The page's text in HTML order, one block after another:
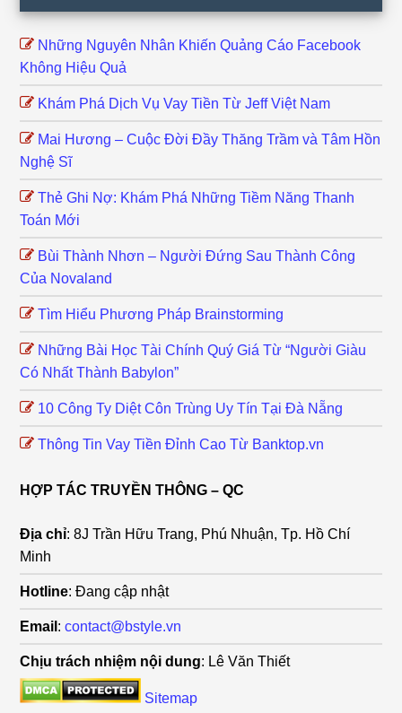
Những Nguyên Nhân Khiến Quảng Cáo Facebook
Không Hiệu Quả
Khám Phá Dịch Vụ Vay Tiền Từ Jeff Việt Nam
Mai Hương – Cuộc Đời Đầy Thăng Trầm và Tâm Hồn
Nghệ Sĩ
Thẻ Ghi Nợ: Khám Phá Những Tiềm Năng Thanh
Toán Mới
Bùi Thành Nhơn – Người Đứng Sau Thành Công
Của Novaland
Tìm Hiểu Phương Pháp Brainstorming
Những Bài Học Tài Chính Quý Giá Từ “Người Giàu
Có Nhất Thành Babylon”
10 Công Ty Diệt Côn Trùng Uy Tín Tại Đà Nẵng
Thông Tin Vay Tiền Đỉnh Cao Từ Banktop.vn
HỢP TÁC TRUYỀN THÔNG – QC
Địa chỉ: 8J Trần Hữu Trang, Phú Nhuận, Tp. Hồ Chí
Minh
Hotline: Đang cập nhật
Email :contact@bstyle.vn
Chịu trách nhiệm nội dung: Lê Văn Thiết
Sitemap